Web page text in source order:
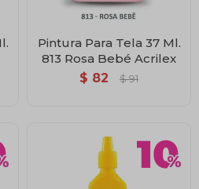
Pintura Para Tela 37 Ml.
813 Rosa Bebé Acrilex
$ 82 $ 91